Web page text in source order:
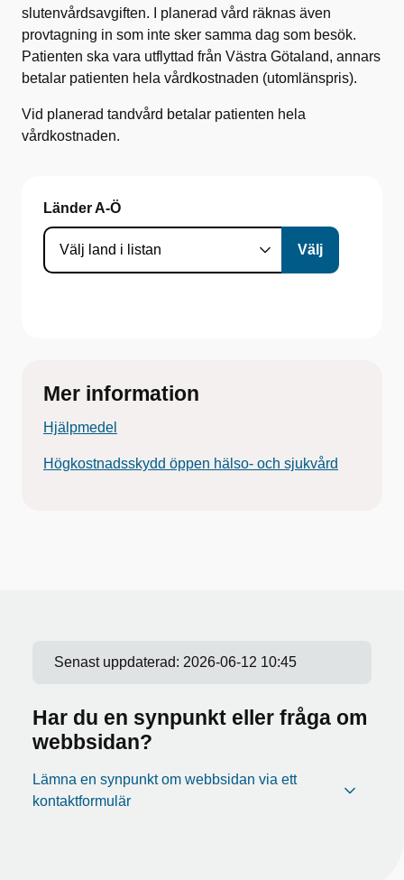
slutenvårdsavgiften. I planerad vård räknas även
provtagning in som inte sker samma dag som besök.
Patienten ska vara utflyttad från Västra Götaland, annars
betalar patienten hela vårdkostnaden (utomlänspris).
Vid planerad tandvård betalar patienten hela
vårdkostnaden.
Länder A-Ö
Mer information
Hjälpmedel
Högkostnadsskydd öppen hälso- och sjukvård
Senast uppdaterad: 2026-06-12 10:45
Har du en synpunkt eller fråga om
webbsidan?
Lämna en synpunkt om webbsidan via ett
kontaktformulär